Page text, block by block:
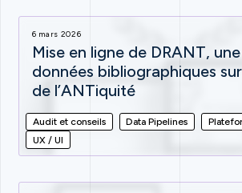
6 mars 2026
Mise en ligne de DRANT,
données bibliographiques
de l’ANTiquité
Audit et conseils Data Pipelines
UX / UI